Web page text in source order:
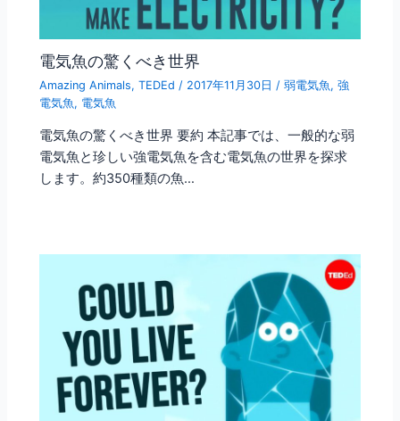
電気魚の驚くべき世界
Amazing Animals,TEDEd / 2017年11月30日 /弱電気魚 ,強
電気魚 , 電気魚
電気魚の驚くべき世界 要約 本記事では、一般的な弱
電気魚と珍しい強電気魚を含む電気魚の世界を探求
します。約350種類の魚…